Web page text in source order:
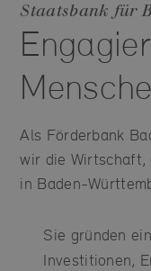
Staatsbank für
Als Förderbank
wir die Wirtschaft,
in Baden-
Sie gründen ein
Investitionen,